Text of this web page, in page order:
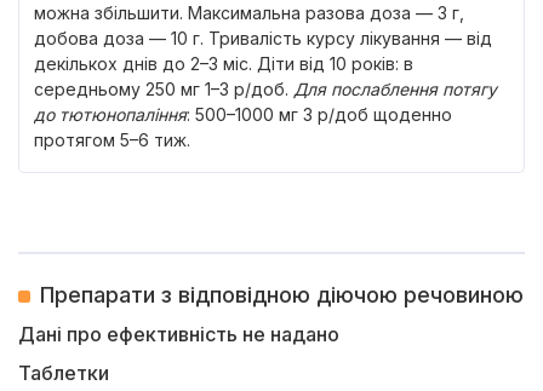
можна збільшити. Максимальна разова доза — 3 г,
добова доза — 10 г. Тривалість курсу лікування — від
декількох днів до 2–3 міс. Діти від 10 років: в
середньому 250 мг 1–3 р/доб. Для послаблення потягу
до тютюнопаління: 500–1000 мг 3 р/доб щоденно
протягом 5–6 тиж.
Препарати з відповідною діючою речовиною
Дані про ефективність не надано
Таблетки